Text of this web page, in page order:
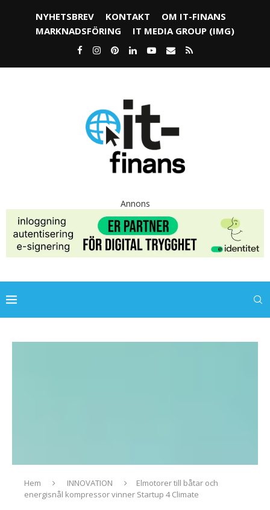
NYHETSBREV KONTAKT
OM IT-FINANS
MARKNADSFÖRING
IT MEDIA GROUP (IMG)
Annons
Hem INNOVATION
Elmotorer till båtar och
energisnål kompressor vinner Startup 4 Climate